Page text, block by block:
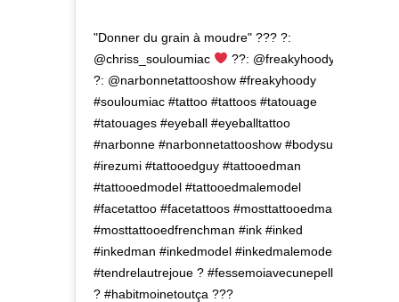
"Donner du grain à moudre" ??? ?:
@chriss_souloumiac
??: @freakyhoody
?: @narbonnetattooshow #freakyhoody
#souloumiac #tattoo #tattoos #tatouage
#tatouages #eyeball #eyeballtattoo
#narbonne #narbonnetattooshow #bodysuit
#irezumi #tattooedguy #tattooedman
#tattooedmodel #tattooedmalemodel
#facetattoo #facetattoos #mosttattooedman
#mosttattooedfrenchman #ink #inked
#inkedman #inkedmodel #inkedmalemodel
#tendrelautrejoue ? #fessemoiavecunepelle
? #habitmoinetoutça ??‍?